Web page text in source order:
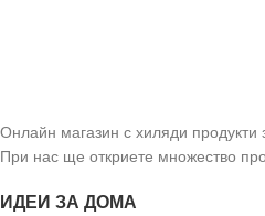
Онлайн магазин с хиляди продукти
При нас ще откриете множество
ИДЕИ ЗА ДОМА